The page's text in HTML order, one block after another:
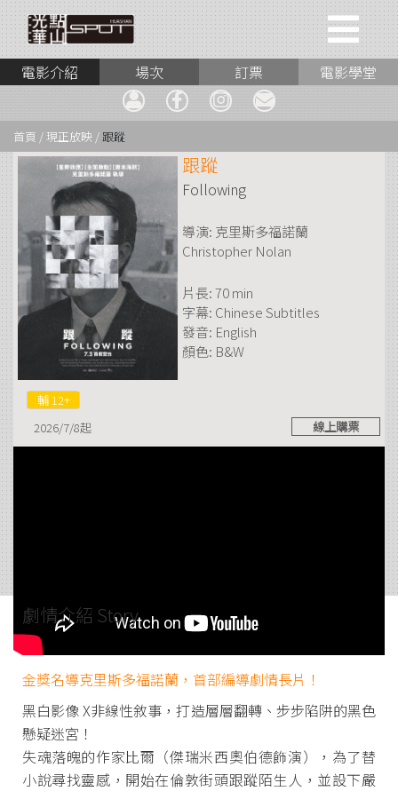
電影介紹 場次 訂票 電影學堂
首頁 / 現正放映 /跟蹤
跟蹤
Following
導演: 克里斯多福諾蘭
Christopher Nolan
片長: 70 min
字幕: Chinese Subtitles
發音: English
顏色: B&W
輔 12+
2026/7/8起
線上購票
劇情介紹 Story
金獎名導克里斯多福諾蘭，首部編導劇情長片！
黑白影像 X非線性敘事，打造層層翻轉、步步陷阱的黑色
懸疑迷宮！
失魂落魄的作家比爾（傑瑞米西奧伯德飾演），為了替
小說尋找靈感，開始在倫敦街頭跟蹤陌生人，並設下嚴